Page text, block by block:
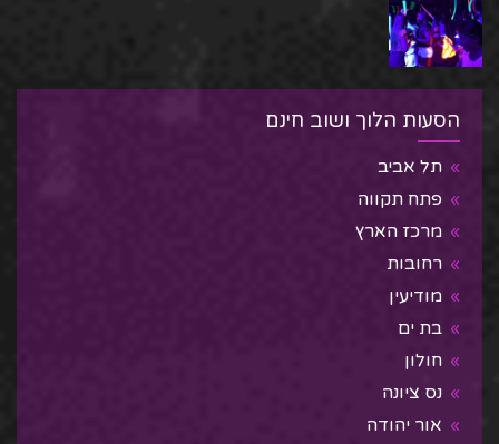
הסעות הלוך ושוב חינם
תל אביב
פתח תקווה
מרכז הארץ
רחובות
מודיעין
בת ים
חולון
נס ציונה
אור יהודה